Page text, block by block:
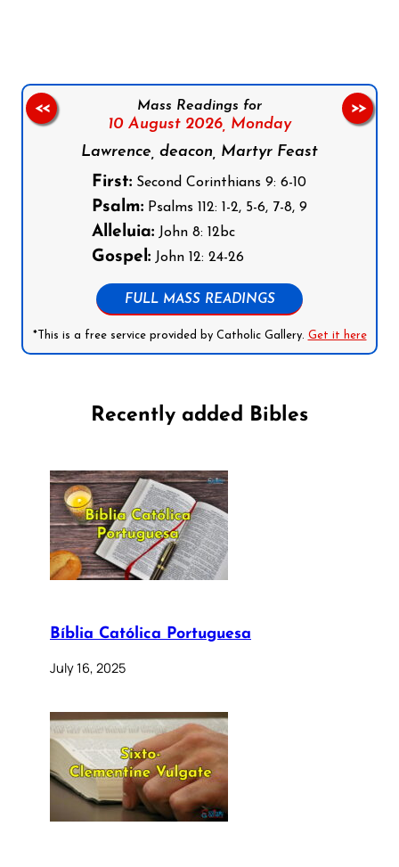
Mass Readings for
10 August 2026, Monday
Lawrence, deacon, Martyr Feast
First: Second Corinthians 9: 6-10
Psalm: Psalms 112: 1-2, 5-6, 7-8, 9
Alleluia: John 8: 12bc
Gospel: John 12: 24-26
FULL MASS READINGS
*This is a free service provided by Catholic Gallery. Get it here
<< >>
Recently added Bibles
Bíblia Católica Portuguesa
July 16, 2025